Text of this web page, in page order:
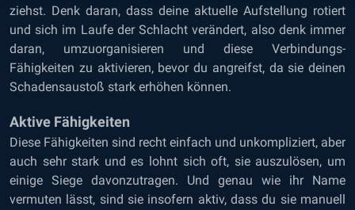
ziehst. Denk daran, dass deine aktuelle Aufstellung rotiert
und sich im Laufe der Schlacht verändert, also denk immer
daran, umzuorganisieren und diese Verbindungs-
Fähigkeiten zu aktivieren, bevor du angreifst, da sie deinen
Schadensaustoß stark erhöhen können.
Aktive Fähigkeiten
Diese Fähigkeiten sind recht einfach und unkompliziert, aber
auch sehr stark und es lohnt sich oft, sie auszulösen, um
einige Siege davonzutragen. Und genau wie ihr Name
vermuten lässt, sind sie insofern aktiv, dass du sie manuell